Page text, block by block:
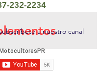
232-2234
a nuestro canal